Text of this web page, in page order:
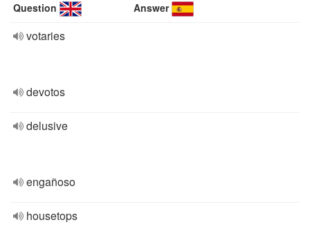
Question Answer
votaries
devotos
delusive
engañoso
housetops